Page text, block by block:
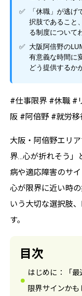
「休職」が逃
択肢であること
る制度について
大阪阿倍野の
有意義な時間に
どう提供するか
#仕事限界 #休職 #
阪 #阿倍野 #就労
大阪・阿倍野エリ
界…心が折れそう」
病や適応障害のサ
心が限界に近い時
いう大切な選択肢
す。
目次
はじめに：「
限界サインか